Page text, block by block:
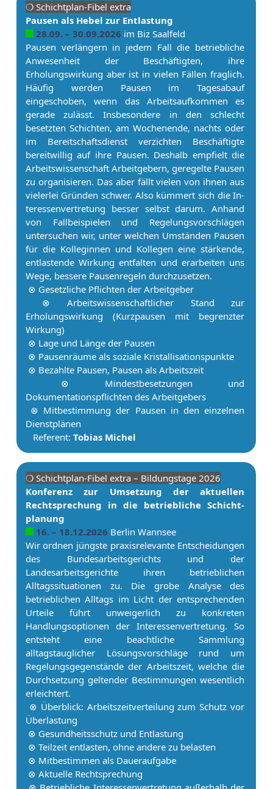
❍ Schicht­plan-Fibel extra
Pau­sen als Hebel zur Entlastung
28.09. – 30.09.2026 im Biz Saalfeld
Pau­sen verlängern in jedem Fall die betriebliche
Anwesenheit der Beschäftigten, ihre
Erholungswirkung aber ist in vielen Fällen fraglich.
Häufig werden Pau­sen im Tagesabauf
eingeschoben, wenn das Ar­beitsaufkommen es
gerade zulässt. Insbesondere in den schlecht
besetzten Schichten, am Wochenende, nachts oder
im Bereitschaftsdienst verzichten Beschäftigte
bereitwillig auf ihre Pau­sen. Deshalb empfielt die
Ar­beitswissenschaft Ar­beit­ge­bern, geregelte Pau­sen
zu organisieren. Das aber fällt vielen von ihnen aus
vielerlei Gründen schwer. Also kümmert sich die In­
ter­es­sen­ver­tre­tung besser selbst darum. Anhand
von Fallbeispielen und Regelungsvorschlägen
untersuchen wir, unter welchen Umständen Pau­sen
für die Kolleginnen und Kollegen eine stärkende,
entlastende Wirkung entfalten und erarbeiten uns
Wege, bessere Pau­senregeln durchzusetzen.
⊗ Gesetzliche Pflichten der Ar­beit­ge­ber
⊗ Ar­beitswissenschaftlicher Stand zur
Erholungswirkung (Kurzpausen mit begrenzter
Wirkung)
⊗ Lage und Länge der Pau­sen
⊗ Pau­senräume als soziale Kristallisationspunkte
⊗ Bezahlte Pau­sen, Pau­sen als Ar­beits­zeit
⊗ Mindestbesetzungen und
Dokumentationspflichten des Ar­beit­ge­bers
⊗ Mit­be­stim­mung der Pau­sen in den einzelnen
Dienstplänen
Referent: Tobias Michel
❍ Schicht­plan-Fibel extra – Bildungstage 2026
Konferenz zur Umsetzung der aktuellen
Rechtsprechung in die betriebliche Schicht­
planung
16. – 18.12.2026 Berlin Wannsee
Wir ordnen jüngste praxisrelevante Entscheidungen
des Bundesarbeitsgerichts und der
Landesarbeitsgerichte ihren betrieblichen
Alltagssituationen zu. Die grobe Analyse des
betrieblichen Alltags im Licht der entsprechenden
Urteile führt unweigerlich zu konkreten
Handlungsoptionen der In­ter­es­sen­ver­tre­tung. So
entsteht eine beachtliche Sammlung
alltagstauglicher Lösungsvorschläge rund um
Regelungsgegenstände der Ar­beits­zeit, welche die
Durchsetzung geltender Bestimmungen wesentlich
erleichtert.
⊗ Überblick: Ar­beits­zeitverteilung zum Schutz vor
Überlastung
⊗ Gesundheitsschutz und Entlastung
⊗ Teilzeit entlasten, ohne andere zu belasten
⊗ Mitbestimmen als Daueraufgabe
⊗ Aktuelle Rechtsprechung